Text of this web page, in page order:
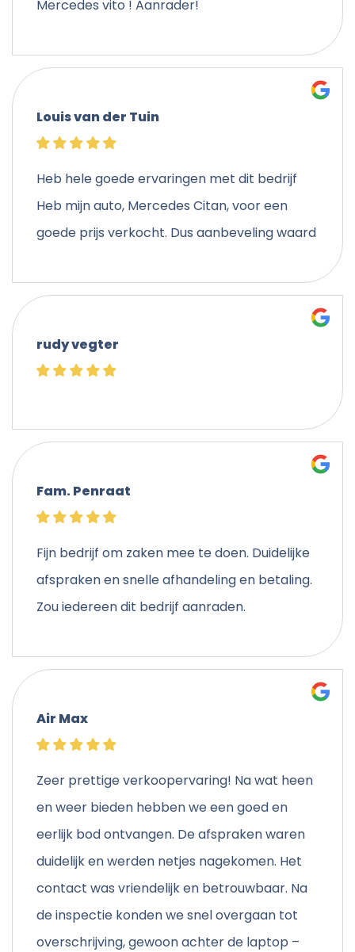
Mercedes vito ! Aanrader!
Louis van der Tuin
Heb hele goede ervaringen met dit bedrijf
Heb mijn auto, Mercedes Citan, voor een
goede prijs verkocht. Dus aanbeveling waard
rudy vegter
Fam. Penraat
Fijn bedrijf om zaken mee te doen. Duidelijke
afspraken en snelle afhandeling en betaling.
Zou iedereen dit bedrijf aanraden.
Air Max
Zeer prettige verkoopervaring! Na wat heen
en weer bieden hebben we een goed en
eerlijk bod ontvangen. De afspraken waren
duidelijk en werden netjes nagekomen. Het
contact was vriendelijk en betrouwbaar. Na
de inspectie konden we snel overgaan tot
overschrijving, gewoon achter de laptop –